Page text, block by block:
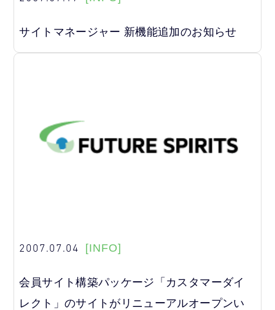
サイトマネージャー 新機能追加のお知らせ
2007.07.04 [INFO]
会員サイト構築パッケージ「カスタマーダイ
レクト」のサイトがリニューアルオープンい